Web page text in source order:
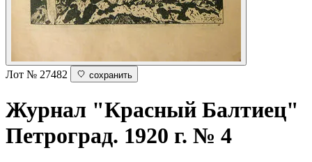
Лот № 27482 сохранить
Журнал "Красный Балтиец"
Петроград. 1920 г. № 4